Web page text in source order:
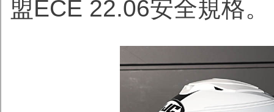
盟ECE 22.06安全規格。